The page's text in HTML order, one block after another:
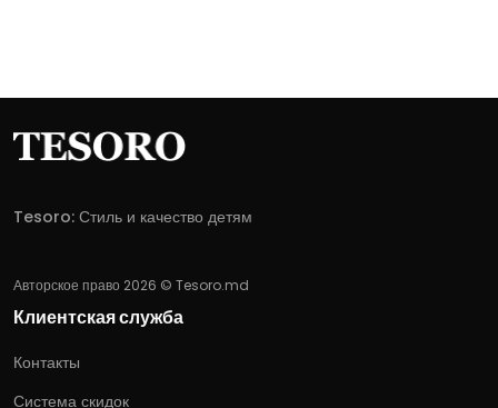
Tesoro: Стиль и качество детям
Авторское право 2026 © Tesoro.md
Клиентская служба
Контакты
Система скидок